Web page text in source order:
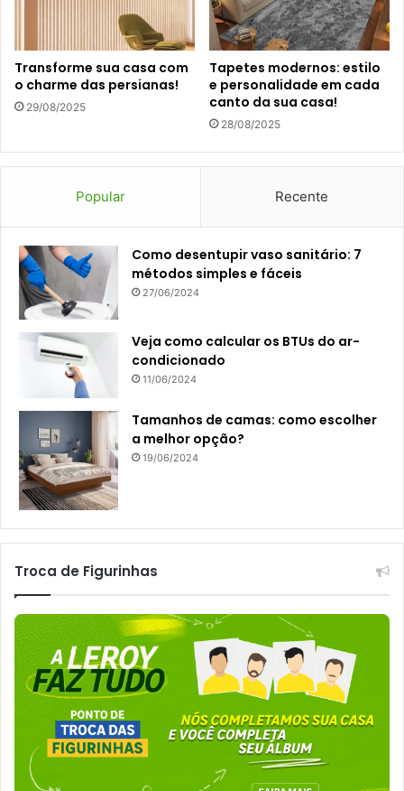
Transforme sua casa com
o charme das persianas!
29/08/2025
Tapetes modernos: estilo
e personalidade em cada
canto da sua casa!
28/08/2025
Popular Recente
Como desentupir vaso sanitário: 7
métodos simples e fáceis
27/06/2024
Veja como calcular os BTUs do ar-
condicionado
11/06/2024
Tamanhos de camas: como escolher
a melhor opção?
19/06/2024
Troca de Figurinhas